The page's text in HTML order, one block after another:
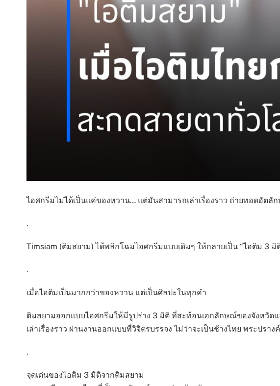
ไอศกรีมไม่ได้เป็นแค่ของหวาน… แต่มันสามารถเล่าเรื่องราว ถ่ายทอดอัต
.
Timsiam (ติมสยาม) ได้พลิกโฉมไอศกรีมแบบเดิมๆ ให้กลายเป็น “ไอติม 3
.
เมื่อไอติมเป็นมากกว่าของหวาน แต่เป็นศิลปะในทุกคำ
ติมสยามออกแบบไอศกรีมให้มีรูปร่าง 3 มิติ ที่สะท้อนเอกลักษณ์ของจังหวัด
เล่าเรื่องราว ผ่านงานออกแบบที่วิจิตรบรรจง ไม่ว่าจะเป็นช้างไทย พระปร
.
จุดเด่นของไอติม 3 มิติจากติมสยาม